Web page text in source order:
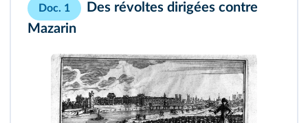
Doc. 1
Des révoltes dirigées contre
Mazarin